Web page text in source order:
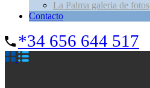
La Palma galeria de fotos
Contacto
*34 656 644 517